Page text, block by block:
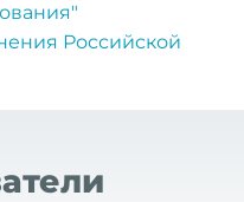
Российской